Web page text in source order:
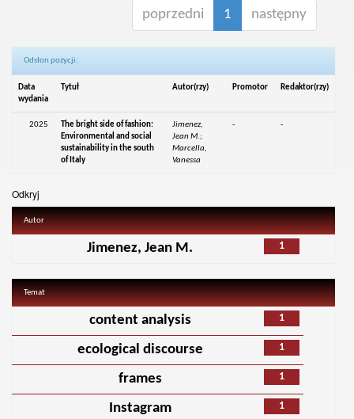
poprzedni 1 następny
Odsłon pozycji:
Data
wydania
Tytuł Autor(rzy) Promotor Redaktor(rzy)
2025
The bright side of fashion:
Environmental and social
sustainability in the south
of Italy
Jimenez,
Jean M.;
Marcella,
Vanessa
- -
Odkryj
Autor
1
Jimenez, Jean M.
Temat
1
content analysis
1
ecological discourse
1
frames
1
Instagram